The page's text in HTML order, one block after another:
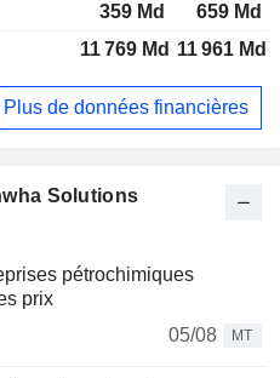
Solutions
pétrochimiques
prix
05/08
MT
359 Md
659 Md
11 769 Md 11 961 Md
Plus de données financières